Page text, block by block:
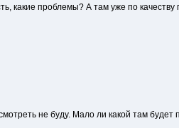
какие проблемы? А там уже по
не буду. Мало ли какой там будет